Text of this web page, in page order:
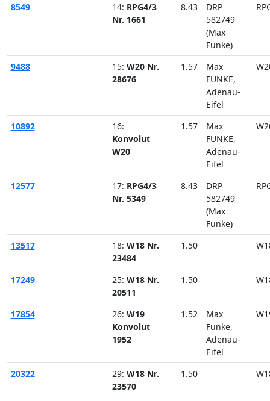
8549 14: RPG4/3
Nr. 1661
8.43
DRP
582749
(Max
Funke)
9488 15: W20 Nr.
28676
1.57
Max
FUNKE,
Adenau-
Eifel
10892
16:
Konvolut
W20
1.57
Max
FUNKE,
Adenau-
Eifel
12577 17: RPG4/3
Nr. 5349
8.43
DRP
582749
(Max
Funke)
13517 18: W18 Nr.
23484
1.50
17249 25: W18 Nr.
20511
1.50
17854 26: W19
Konvolut
1952
1.52
Max
Funke,
Adenau-
Eifel
20322 29: W18 Nr.
23570
1.50